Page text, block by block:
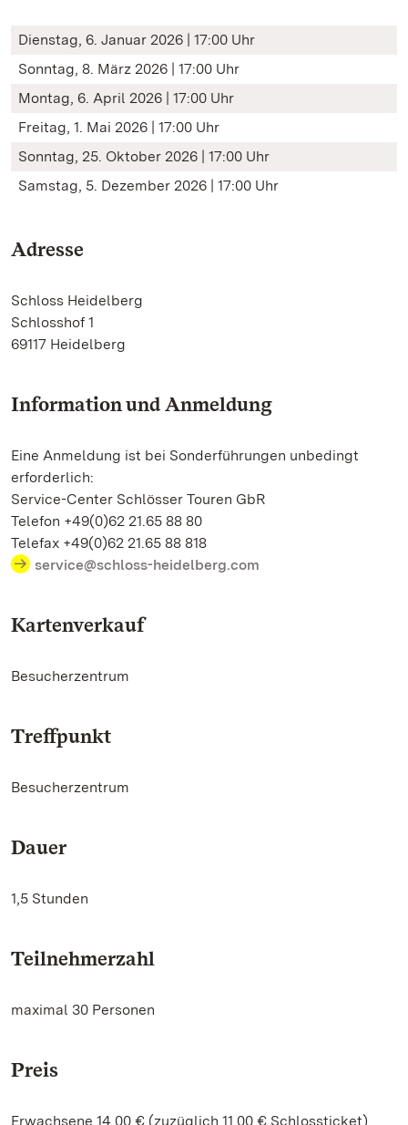
Dienstag, 6. Januar 2026 | 17:00 Uhr
Sonntag, 8. März 2026 | 17:00 Uhr
Montag, 6. April 2026 | 17:00 Uhr
Freitag, 1. Mai 2026 | 17:00 Uhr
Sonntag, 25. Oktober 2026 | 17:00 Uhr
Samstag, 5. Dezember 2026 | 17:00 Uhr
Adresse
Schloss Heidelberg
Schlosshof 1
69117 Heidelberg
Information und Anmeldung
Eine Anmeldung ist bei Sonderführungen unbedingt
erforderlich:
Service-Center Schlösser Touren GbR
Telefon +49(0)62 21.65 88 80
Telefax +49(0)62 21.65 88 818
service@schloss-heidelberg.com
Kartenverkauf
Besucherzentrum
Treffpunkt
Besucherzentrum
Dauer
1,5 Stunden
Teilnehmerzahl
maximal 30 Personen
Preis
Erwachsene 14,00 € (zuzüglich 11,00 € Schlossticket)